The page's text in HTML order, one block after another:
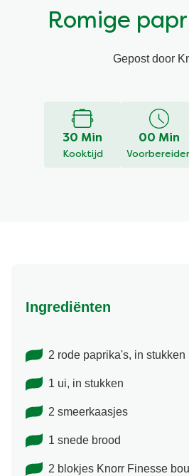
Vegetarisch
Groentewraps
Gelegenheden
Kruiding
Kant en Klaar
Snackpots
Romige
Gepost door
30 Min
Kooktijd
00 Min
Ingrediënten
2 rode paprika's, in stukken
1 ui, in stukken
2 smeerkaasjes
1 snede brood
2 blokjes Knorr Finesse